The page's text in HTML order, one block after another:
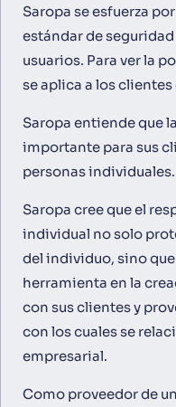
Saropa se esfuerza
estándar de
usuarios. Para ver la
se aplica a los clientes
Saropa entiende que
importante para sus
personas individuales.
Saropa cree que el
individual no solo
del individuo, sino
herramienta en la
con sus clientes y
con los cuales se
empresarial.
Como proveedor de